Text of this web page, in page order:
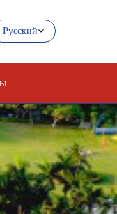
Русский